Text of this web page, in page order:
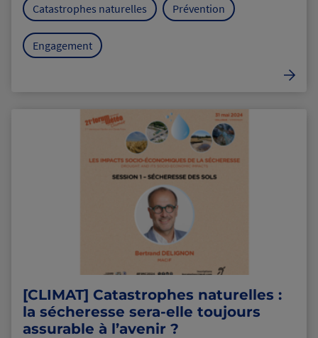
Catastrophes naturelles Prévention
Engagement
[CLIMAT] Catastrophes naturelles :
la sécheresse sera-elle toujours
assurable à l’avenir ?